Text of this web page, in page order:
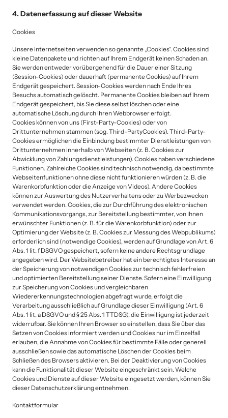
4. Datenerfassung auf dieser Website
Cookies
Unsere Internetseiten verwenden so genannte „Cookies“. Cookies sind
kleine Datenpakete und richten auf Ihrem Endgerät keinen Schaden an.
Sie werden entweder vorübergehend für die Dauer einer Sitzung
(Session-Cookies) oder dauerhaft (permanente Cookies) auf Ihrem
Endgerät gespeichert. Session-Cookies werden nach Ende Ihres
Besuchs automatisch gelöscht. Permanente Cookies bleiben auf Ihrem
Endgerät gespeichert, bis Sie diese selbst löschen oder eine
automatische Löschung durch Ihren Webbrowser erfolgt.
Cookies können von uns (First-Party-Cookies) oder von
Drittunternehmen stammen (sog. Third-PartyCookies). Third-Party-
Cookies ermöglichen die Einbindung bestimmter Dienstleistungen von
Drittunternehmen innerhalb von Webseiten (z. B. Cookies zur
Abwicklung von Zahlungsdienstleistungen). Cookies haben verschiedene
Funktionen. Zahlreiche Cookies sind technisch notwendig, da bestimmte
Webseitenfunktionen ohne diese nicht funktionieren würden (z. B. die
Warenkorbfunktion oder die Anzeige von Videos). Andere Cookies
können zur Auswertung des Nutzerverhaltens oder zu Werbezwecken
verwendet werden. Cookies, die zur Durchführung des elektronischen
Kommunikationsvorgangs, zur Bereitstellung bestimmter, von Ihnen
erwünschter Funktionen (z. B. für die Warenkorbfunktion) oder zur
Optimierung der Website (z. B. Cookies zur Messung des Webpublikums)
erforderlich sind (notwendige Cookies), werden auf Grundlage von Art. 6
Abs. 1 lit. f DSGVO gespeichert, sofern keine andere Rechtsgrundlage
angegeben wird. Der Websitebetreiber hat ein berechtigtes Interesse an
der Speicherung von notwendigen Cookies zur technisch fehlerfreien
und optimierten Bereitstellung seiner Dienste. Sofern eine Einwilligung
zur Speicherung von Cookies und vergleichbaren
Wiedererkennungstechnologien abgefragt wurde, erfolgt die
Verarbeitung ausschließlich auf Grundlage dieser Einwilligung (Art. 6
Abs. 1 lit. a DSGVO und § 25 Abs. 1 TTDSG); die Einwilligung ist jederzeit
widerrufbar. Sie können Ihren Browser so einstellen, dass Sie über das
Setzen von Cookies informiert werden und Cookies nur im Einzelfall
erlauben, die Annahme von Cookies für bestimmte Fälle oder generell
ausschließen sowie das automatische Löschen der Cookies beim
Schließen des Browsers aktivieren. Bei der Deaktivierung von Cookies
kann die Funktionalität dieser Website eingeschränkt sein. Welche
Cookies und Dienste auf dieser Website eingesetzt werden, können Sie
dieser Datenschutzerklärung entnehmen.
Kontaktformular